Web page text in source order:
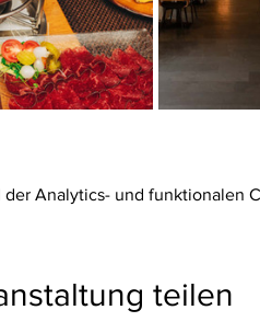
Analytics- und funktionalen
teilen